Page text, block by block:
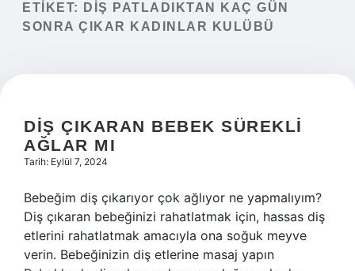
Yasal Uyarı
ETIKET:
DIŞ PATLADIKTAN KAÇ GÜN
SONRA ÇIKAR KADINLAR KULÜBÜ
DIŞ ÇIKARAN BEBEK SÜREKLI
AĞLAR MI
Tarih: Eylül 7, 2024
Bebeğim diş çıkarıyor çok ağlıyor ne yapmalıyım?
Diş çıkaran bebeğinizi rahatlatmak için, hassas diş
etlerini rahatlatmak amacıyla ona soğuk meyve
verin. Bebeğinizin diş etlerine masaj yapın